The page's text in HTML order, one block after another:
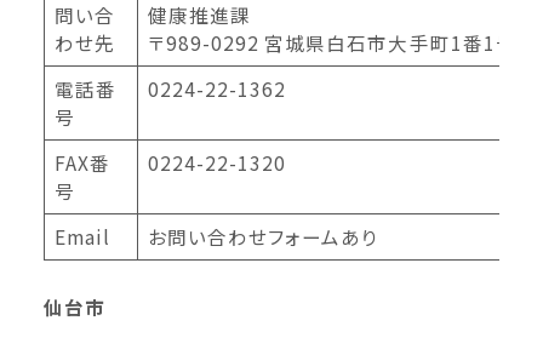
問い合
わせ先
健康推進課
〒989-0292 宮城県白石市大手町1番1号
電話番
号
0224-22-1362
FAX番
号
0224-22-1320
Email お問い合わせフォームあり
仙台市